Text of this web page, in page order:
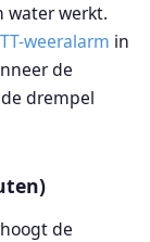
water werkt.
weeralarm in
de
drempel
de